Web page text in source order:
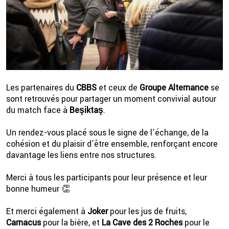
Les partenaires du CBBS et ceux de Groupe Alternance se
sont retrouvés pour partager un moment convivial autour
du match face à Beşiktaş.
Un rendez-vous placé sous le signe de l’échange, de la
cohésion et du plaisir d’être ensemble, renforçant encore
davantage les liens entre nos structures.
Merci à tous les participants pour leur présence et leur
bonne humeur 👏
Et merci également à Jokerpour les jus de fruits,
Carnacuspour la bière, et La Cave des 2 Rochespour le